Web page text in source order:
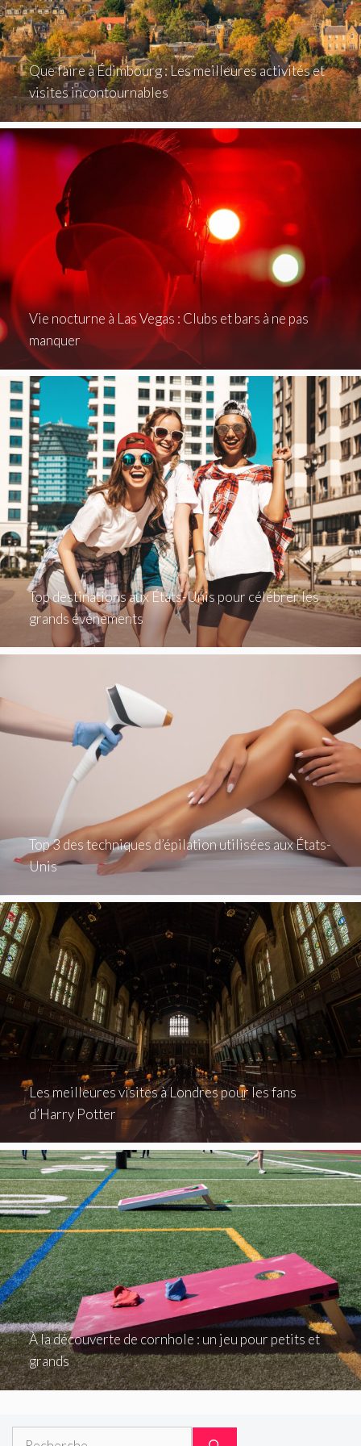
Que faire à Édimbourg : Les meilleures activités et
visites incontournables
Vie nocturne à Las Vegas : Clubs et bars à ne pas
manquer
Top destinations aux États-Unis pour célébrer les
grands événements
Top 3 des techniques d’épilation utilisées aux États-
Unis
Les meilleures visites à Londres pour les fans
d’Harry Potter
À la découverte de cornhole : un jeu pour petits et
grands
Rechercher :